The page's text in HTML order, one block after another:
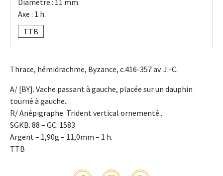
Axe : 1 h.
TTB
Thrace, hémidrachme, Byzance, c.416-357 av. J.-C.
A/ [BY]. Vache passant à gauche, placée sur un dauphin
tourné à gauche..
R/ Anépigraphe. Trident vertical ornementé..
SGKB. 88 – GC. 1583
Argent – 1,90g – 11,0mm – 1 h.
TTB